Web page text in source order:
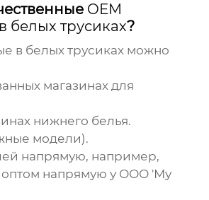
OEM
белых трусиках?
в белых трусиках можно
магазинах для
нижнего белья.
модели).
напрямую, например,
напрямую у ООО 'Му